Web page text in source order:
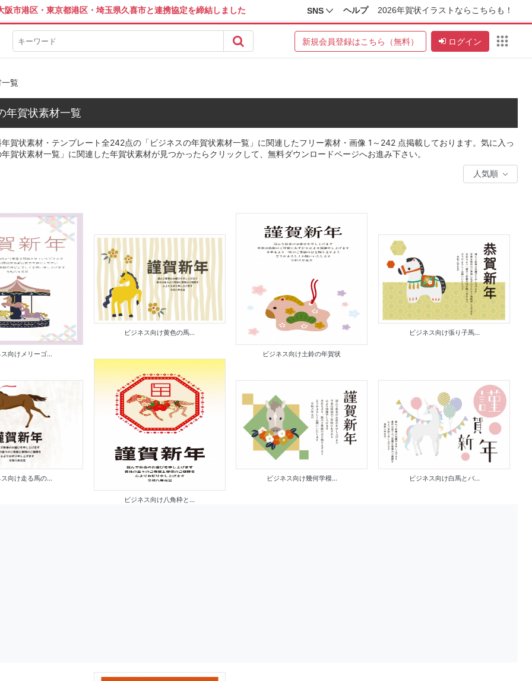
阪市港区・東京都港区・埼玉県久喜市と連携協定を締結しました SNS ヘルプ 2026年賀状イラストならこちらも！
新規会員登録はこちら（無料） ログイン
覧
年賀状素材一覧
賀状素材・テンプレート全242点の「ビジネスの年賀状素材一覧」に関連したフリー素材・画像 1～242 点掲載しております。気に入っ
賀状素材一覧」に関連した年賀状素材が見つかったらクリックして、無料ダウンロードページへお進み下さい。
向けメリーゴ...
ビジネス向け黄色の馬...
ビジネス向け土鈴の年賀状
ビジネス向け張り子馬...
向け走る馬の...
ビジネス向け八角枠と...
ビジネス向け幾何学模... ビジネス向け白馬とバ...